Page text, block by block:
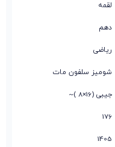
لقمه
دهم
ریاضی
شومیز سلفون مات
جیبی (16×8 )~
176
1405